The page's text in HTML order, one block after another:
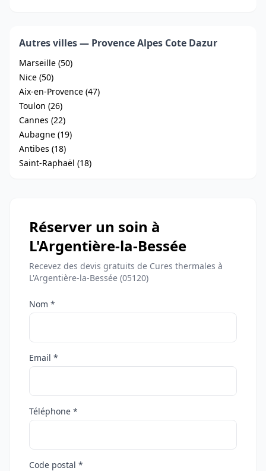
Autres villes — Provence Alpes Cote Dazur
Marseille (50)
Nice (50)
Aix-en-Provence (47)
Toulon (26)
Cannes (22)
Aubagne (19)
Antibes (18)
Saint-Raphaël (18)
Réserver un soin à
L'Argentière-la-Bessée
Recevez des devis gratuits de Cures thermales à
L'Argentière-la-Bessée (05120)
Nom *
Email *
Téléphone *
Code postal *